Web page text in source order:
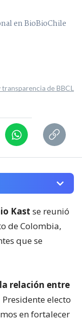
en BioBioChile
transparencia de BBCL
Kast se reunió
de Colombia,
que se
relación entre
electo
en fortalecer